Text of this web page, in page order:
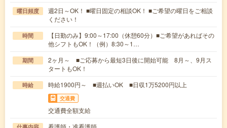
曜日頻度
週2日～OK！ ■曜日固定の相談OK！ ■ご希望の曜日をご相談
ください！
時間
【日勤のみ】9:00～17:00（休憩60分）■ご希望があればその
他シフトもOK！（例）8:30～1…
期間
2ヶ月～ ■ご応募から最短3日後に開始可能 8月～、9月ス
タートもOK！
時給 時給1900円～ ■週払いOK ■日収1万5200円以上
交通費
交通費全額支給
看護師・准看護師